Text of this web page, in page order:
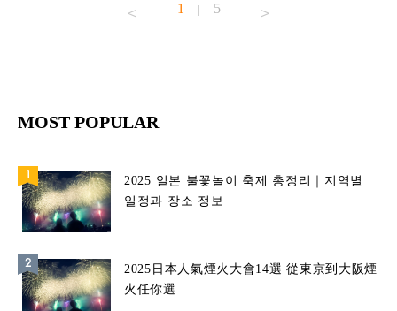
1 | 5
MOST POPULAR
2025 일본 불꽃놀이 축제 총정리｜지역별
일정과 장소 정보
2025日本人氣煙火大會14選 從東京到大阪煙
火任你選